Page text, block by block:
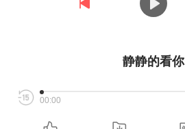
静静的看你
00:00